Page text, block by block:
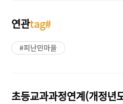
연관tag#
#피난민마을
초등교과과정연계(개정년